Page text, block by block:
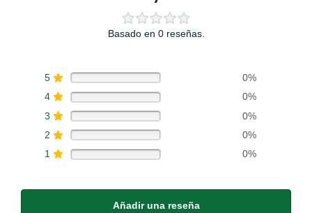
Basado en 0 reseñas.
5
0%
4
0%
3
0%
2
0%
1
0%
Añadir una reseña